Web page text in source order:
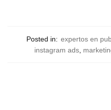
Posted in: expertos en
instagram ads